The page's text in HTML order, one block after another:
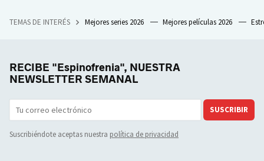
TEMAS DE INTERÉS Mejores series 2026 Mejores películas 2026
RECIBE "Espinofrenia", NUESTRA
NEWSLETTER SEMANAL
SUSCRIBIR
Suscribiéndote aceptas nuestra política de privacidad